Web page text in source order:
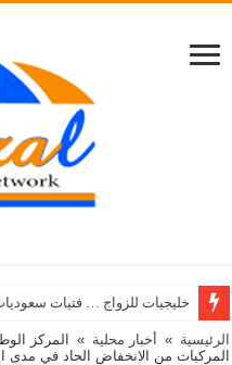
خليجيات للزواج … فتيات
الرئيسية » أخبار محلية »
المركز
المركبات من الانخفاض الحاد في مدى